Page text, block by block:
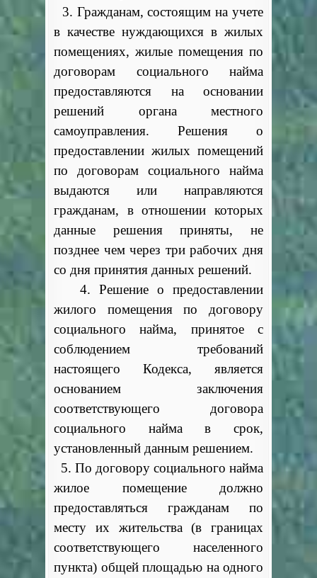
3. Гражданам, состоящим на учете
в качестве нуждающихся в жилых
помещениях, жилые помещения по
договорам социального найма
предоставляются на основании
решений органа местного
самоуправления. Решения о
предоставлении жилых помещений
по договорам социального найма
выдаются или направляются
гражданам, в отношении которых
данные решения приняты, не
позднее чем через три рабочих дня
со дня принятия данных решений.
4. Решение о предоставлении
жилого помещения по договору
социального найма, принятое с
соблюдением требований
настоящего Кодекса, является
основанием заключения
соответствующего договора
социального найма в срок,
установленный данным решением.
5. По договору социального найма
жилое помещение должно
предоставляться гражданам по
месту их жительства (в границах
соответствующего населенного
пункта) общей площадью на одного